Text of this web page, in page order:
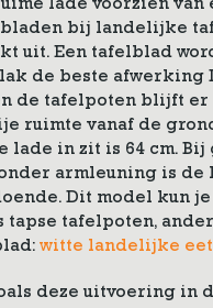
lade voorzien van
bij landelijke
uit. Een tafelblad
de beste afwerking
de tafelpoten blijft er
ruimte vanaf de
lade in zit is 64 cm.
armleuning is de
Dit model kun
tapse tafelpoten,
witte landelijke
deze uitvoering in